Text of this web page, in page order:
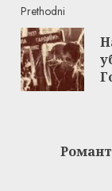
Continue
Reading
Prethodni